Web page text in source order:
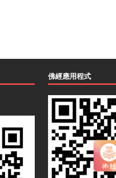
佛經應用程式